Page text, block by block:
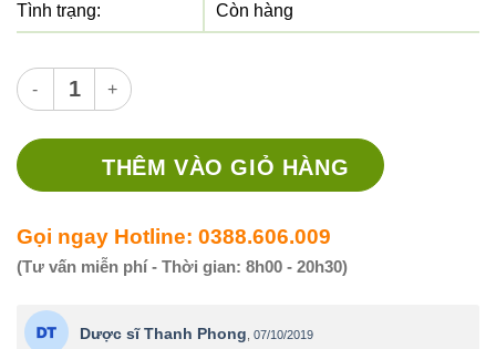
Tình trạng: Còn hàng
Thuốc Bifumax 500mg - Thuốc điều trị nhiễm khuẩn số lượng
THÊM VÀO GIỎ HÀNG
Gọi ngay Hotline: 0388.606.009
(Tư vấn miễn phí - Thời gian: 8h00 - 20h30)
Dược sĩ Thanh Phong 07/10/2019